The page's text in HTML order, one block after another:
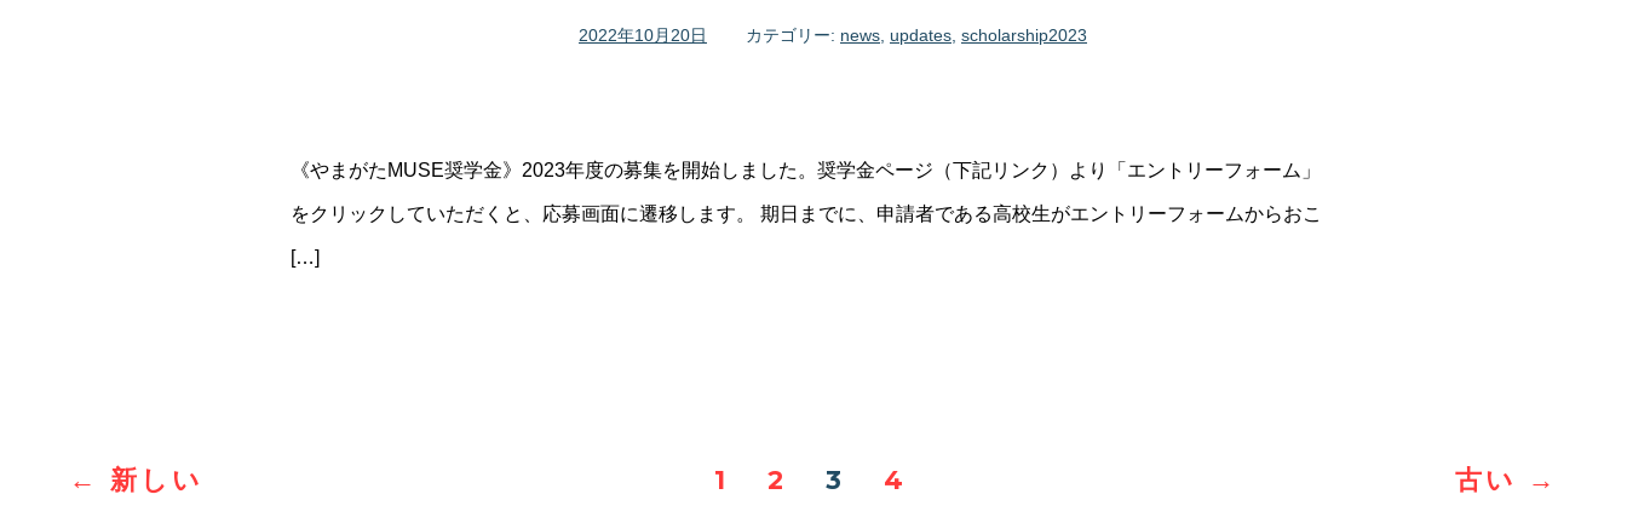
2022年10月20日 カテゴリー: news, updates, scholarship2023
《やまがたMUSE奨学金》2023年度の募集を開始しました。奨学金ページ（下記リンク）より「エントリーフォーム」
をクリックしていただくと、応募画面に遷移します。 期日までに、申請者である高校生がエントリーフォームからおこ
[…]
投
← 新しい 1 2 3 4 古い →